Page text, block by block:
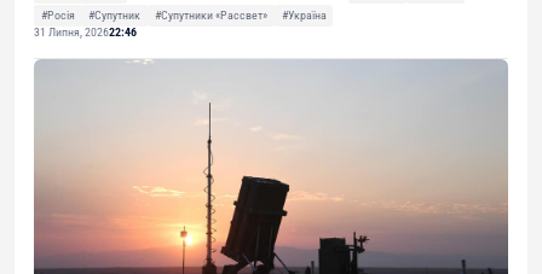
#Росія
#Супутник #Супутники «Рассвет»
#Україна
31 Липня, 202622:46